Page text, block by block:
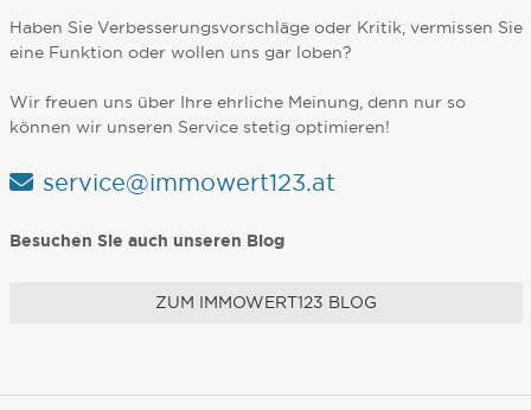
Haben Sie Verbesserungsvorschläge oder Kritik, vermissen Sie
eine Funktion oder wollen uns gar loben?
Wir freuen uns über Ihre ehrliche Meinung, denn nur so
können wir unseren Service stetig optimieren!
service@immowert123.at
Besuchen Sie auch unseren Blog
ZUM IMMOWERT123 BLOG